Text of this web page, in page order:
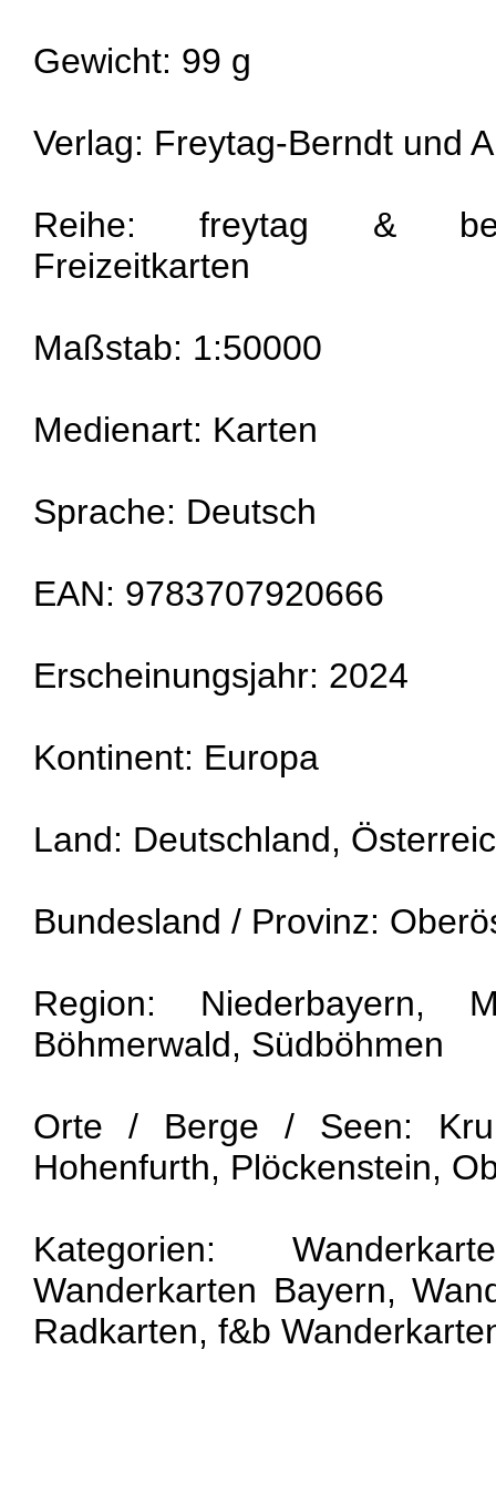
Gewicht: 99 g
Verlag: Freytag-Berndt und
Reihe: freytag &
Freizeitkarten
Maßstab: 1:50000
Medienart: Karten
Sprache: Deutsch
EAN: 9783707920666
Erscheinungsjahr: 2024
Kontinent: Europa
Land: Deutschland,
Bundesland / Provinz:
Region: Niederbayern,
Böhmerwald, Südböhmen
Orte / Berge / Seen:
Hohenfurth, Plöckenstein,
Kategorien:
Wanderkarten Bayern,
Radkarten, f&b